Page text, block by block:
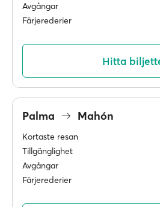
Avgångar
Färjerederier
Hitta
Palma Mahón
Kortaste resan
Tillgänglighet
Avgångar
Färjerederier